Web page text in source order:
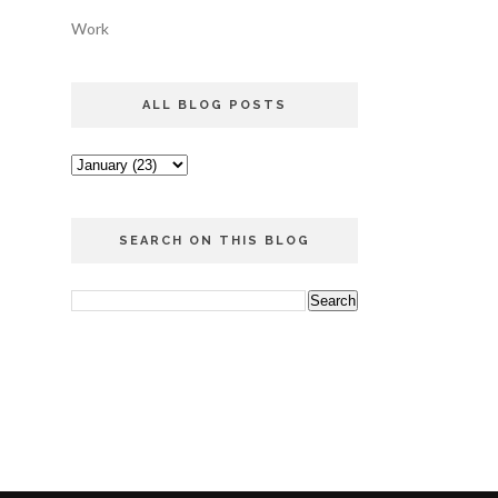
Work
ALL BLOG POSTS
SEARCH ON THIS BLOG